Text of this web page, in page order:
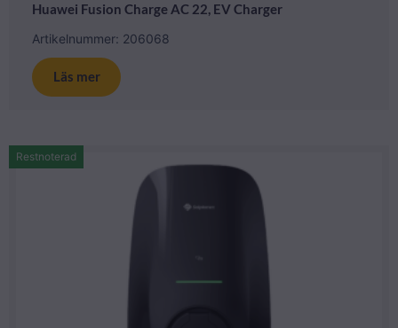
Huawei Fusion Charge AC 22, EV Charger
Artikelnummer: 206068
Läs mer
Restnoterad